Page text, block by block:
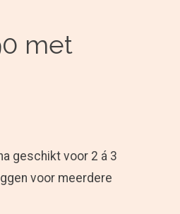
met
geschikt voor 2 á 3
voor meerdere